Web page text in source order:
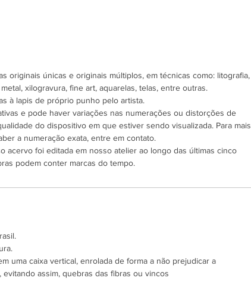
originais únicas e originais múltiplos, em técnicas como: litografia,
xilogravura, fine art, aquarelas, telas, entre outras.
à lapis de próprio punho pelo artista.
e pode haver variações nas numerações ou distorções de
do dispositivo em que estiver sendo visualizada. Para mais
a numeração exata, entre em contato.
acervo foi editada em nosso atelier ao longo das últimas cinco
podem conter marcas do tempo.
uma caixa vertical, enrolada de forma a não prejudicar a
assim, quebras das fibras ou vincos